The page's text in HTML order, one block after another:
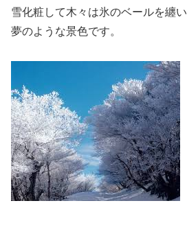
雪化粧して木々は氷のベールを纏い
夢のような景色です。